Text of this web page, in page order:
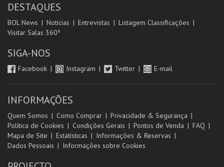
DESTAQUES
BOL News Noticias Entrevistas
Listagem Classificações
Visitar Salas 360º
SIGA-NOS
Facebook Instagram Twitter E-mail
INFORMAÇÕES
Quem Somos Como Comprar
Privacidade & Segurança
Política de Cookies
Condições Gerais Pontos de Venda
FAQ
Mapa de Site
Estatísticas
Informações & Reservas
Dados Pessoais
Informações sobre Cookies